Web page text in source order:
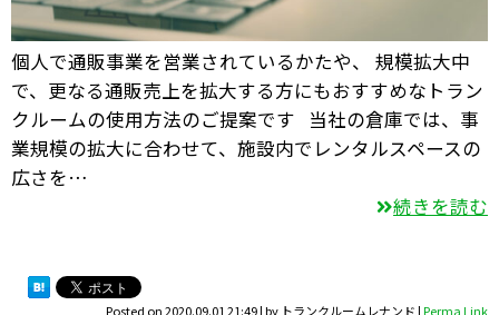
個人で通販事業を営業されているかたや、 規模拡大中
で、更なる通販売上を拡大する方にもおすすめなトラン
クルームの使用方法のご提案です 当社の倉庫では、事
業規模の拡大に合わせて、施設内でレンタルスペースの
広さを…
続きを読む
Posted on2020.09.01 21:49|by トランクルームレナンド|Perma Link